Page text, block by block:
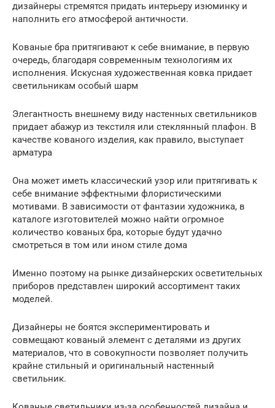
дизайнеры стремятся придать интерьеру изюминку и
наполнить его атмосферой античности.
Кованые бра притягивают к себе внимание, в первую
очередь, благодаря современным технологиям их
исполнения. Искусная художественная ковка придает
светильникам особый шарм
Элегантность внешнему виду настенных светильников
придает абажур из текстиля или стеклянный плафон. В
качестве кованого изделия, как правило, выступает
арматура
Она может иметь классический узор или притягивать к
себе внимание эффектными флористическими
мотивами. В зависимости от фантазии художника, в
каталоге изготовителей можно найти огромное
количество кованых бра, которые будут удачно
смотреться в том или ином стиле дома
Именно поэтому на рынке дизайнерских осветительных
приборов представлен широкий ассортимент таких
моделей.
Дизайнеры не боятся экспериментировать и
совмещают кованый элемент с деталями из других
материалов, что в совокупности позволяет получить
крайне стильный и оригинальный настенный
светильник.